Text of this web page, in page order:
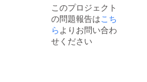
このプロジェクト
の問題報告はこち
ら よりお問い合わ
せください